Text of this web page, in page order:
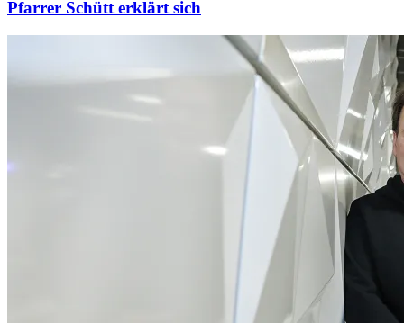
Pfarrer Schütt erklärt sich